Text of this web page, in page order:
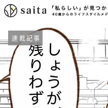
連載記事